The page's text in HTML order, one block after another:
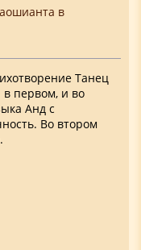
в
Танец
в первом, и во
Анд с
Во втором